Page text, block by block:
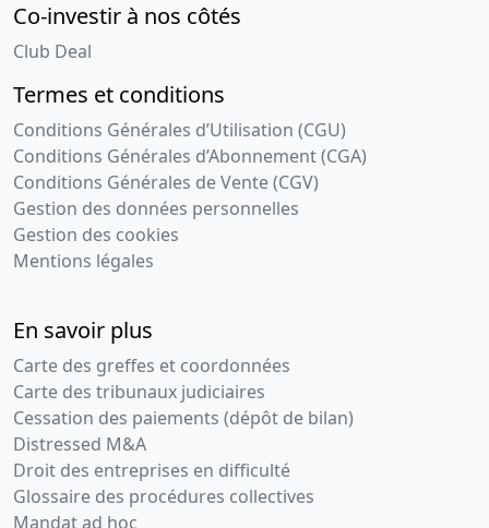
Co-investir à nos côtés
Club Deal
Termes et conditions
Conditions Générales d’Utilisation (CGU)
Conditions Générales d’Abonnement (CGA)
Conditions Générales de Vente (CGV)
Gestion des données personnelles
Gestion des cookies
Mentions légales
En savoir plus
Carte des greffes et coordonnées
Carte des tribunaux judiciaires
Cessation des paiements (dépôt de bilan)
Distressed M&A
Droit des entreprises en difficulté
Glossaire des procédures collectives
Mandat ad hoc